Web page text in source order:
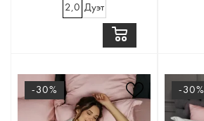
2,0 Дуэт
-30% -30%